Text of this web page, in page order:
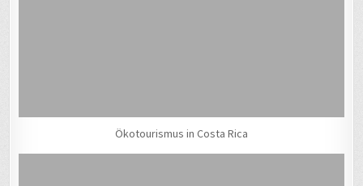
Ökotourismus in Costa Rica